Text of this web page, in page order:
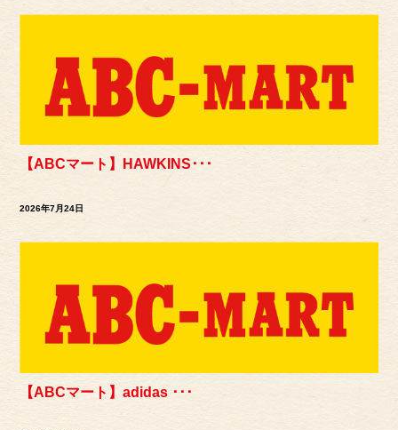
【ABCマート】HAWKINS･･･
2026年7月24日
【ABCマート】adidas ･･･